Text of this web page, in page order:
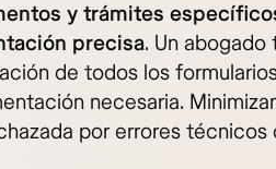
y trámites
precisa. Un
de todos los
necesaria.
por errores